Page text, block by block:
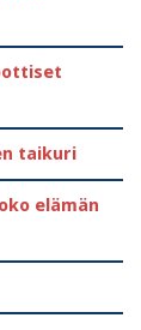
taikuri
elämän